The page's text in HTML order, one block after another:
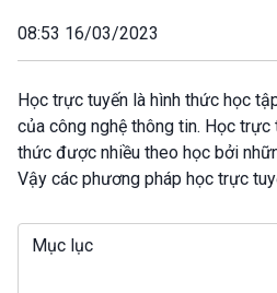
08:53 16/03/2023
Học trực tuyến là hình thức học
của công nghệ thông tin. Học
thức được nhiều theo học bởi
Vậy các phương pháp học trực
Mục lục